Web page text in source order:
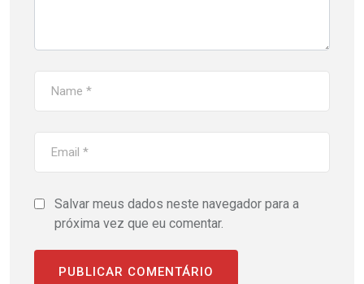
Salvar meus dados neste navegador para a
próxima vez que eu comentar.